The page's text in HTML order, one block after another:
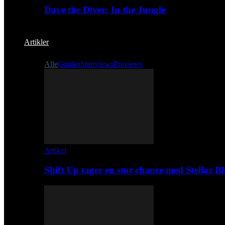
Dave the Diver: In the Jungle
Artikler
AlleGuidesInterviewsPreviews
Artikel
Shift Up tager en stor chance med Stellar